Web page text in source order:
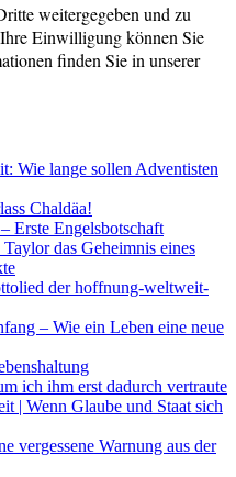
weitergegeben und zu
Einwilligung können Sie
finden Sie in unserer
Wie lange sollen Adventisten
Chaldäa!
Erste Engelsbotschaft
das Geheimnis eines
der hoffnung-weltweit-
– Wie ein Leben eine neue
ich ihm erst dadurch vertraute
| Wenn Glaube und Staat sich
vergessene Warnung aus der